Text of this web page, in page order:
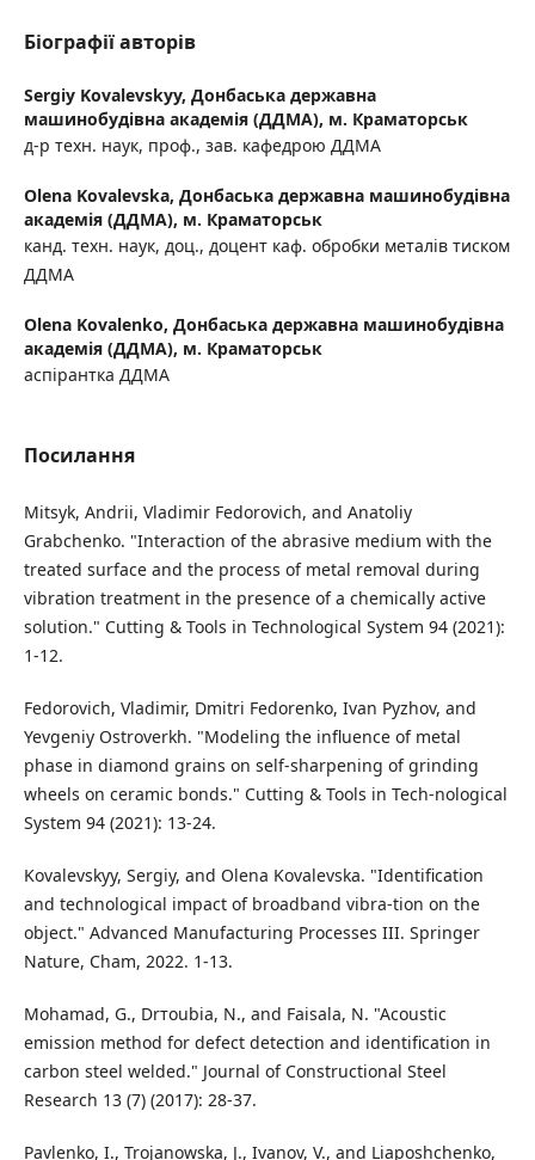
Біографії авторів
Sergiy Kovalevskyy, Донбаська державна
машинобудівна академія (ДДМА), м. Краматорськ
д-р техн. наук, проф., зав. кафедрою ДДМА
Olena Kovalevska, Донбаська державна машинобудівна
академія (ДДМА), м. Краматорськ
канд. техн. наук, доц., доцент каф. обробки металів тиском
ДДМА
Olena Kovalenko, Донбаська державна машинобудівна
академія (ДДМА), м. Краматорськ
аспірантка ДДМА
Посилання
Mitsyk, Andrii, Vladimir Fedorovich, and Anatoliy
Grabchenko. "Interaction of the abrasive medium with the
treated surface and the process of metal removal during
vibration treatment in the presence of a chemically active
solution." Cutting & Tools in Technological System 94 (2021):
1-12.
Fedorovich, Vladimir, Dmitri Fedorenko, Ivan Pyzhov, and
Yevgeniy Ostroverkh. "Modeling the influence of metal
phase in diamond grains on self-sharpening of grinding
wheels on ceramic bonds." Cutting & Tools in Tech-nological
System 94 (2021): 13-24.
Kovalevskyy, Sergiy, and Olena Kovalevska. "Identification
and technological impact of broadband vibra-tion on the
object." Advanced Manufacturing Processes III. Springer
Nature, Cham, 2022. 1-13.
Mohamad, G., Drтoubia, N., and Faisala, N. "Acoustic
emission method for defect detection and identification in
carbon steel welded." Journal of Constructional Steel
Research 13 (7) (2017): 28-37.
Pavlenko, I., Trojanowska, J., Ivanov, V., and Liaposhchenko,